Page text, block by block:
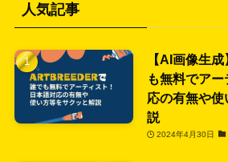
人気記事
【AI画像生
も無料でア
応の有無や
説
2024年4月30日